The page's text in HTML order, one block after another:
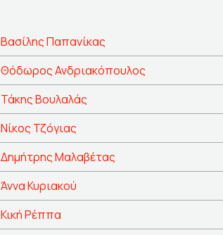
Βασίλης Παπανίκας
Θόδωρος Ανδριακόπουλος
Τάκης Βουλαλάς
Νίκος Τζόγιας
Δημήτρης Μαλαβέτας
Άννα Κυριακού
Κική Ρέππα